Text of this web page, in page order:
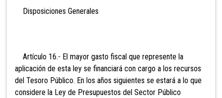
Disposiciones Generales
Artículo 16.- El mayor gasto fiscal que represente la
aplicación de esta ley se financiará con cargo a los recursos
del Tesoro Público. En los años siguientes se estará a lo que
considere la Ley de Presupuestos del Sector Público